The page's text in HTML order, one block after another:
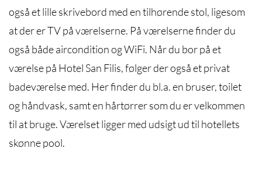
også et lille skrivebord med en tilhørende stol, ligesom
at der er TV på værelserne. På værelserne finder du
også både aircondition og WiFi. Når du bor på et
værelse på Hotel San Filis, følger der også et privat
badeværelse med. Her finder du bl.a. en bruser, toilet
og håndvask, samt en hårtørrer som du er velkommen
til at bruge. Værelset ligger med udsigt ud til hotellets
skønne pool.